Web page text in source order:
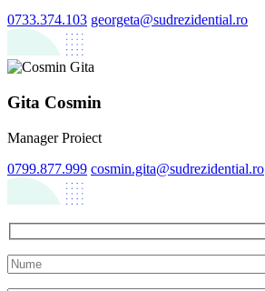
0733.374.103 georgeta@sudrezidential.ro
Gita Cosmin
Manager Proiect
0799.877.999 cosmin.gita@sudrezidential.ro